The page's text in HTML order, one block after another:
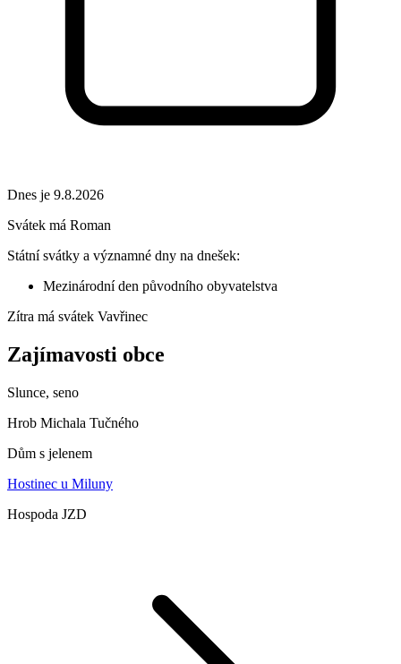
Dnes je 9.8.2026
Svátek má Roman
Státní svátky a významné dny na dnešek:
Mezinárodní den původního obyvatelstva
Zítra má svátek Vavřinec
Zajímavosti obce
Slunce, seno
Hrob Michala Tučného
Dům s jelenem
Hostinec u Miluny
Hospoda JZD